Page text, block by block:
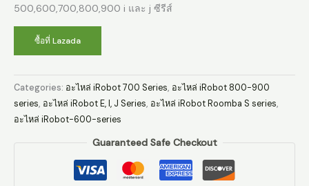
500,600,700,800,900 i และ j ซีรีส์
ซื้อที่ Lazada
Categories: อะไหล่ iRobot 700 Series, อะไหล่ iRobot 800-900
series, อะไหล่ iRobot E, I, J Series, อะไหล่ iRobot Roomba S series,
อะไหล่ iRobot-600-series
Guaranteed Safe Checkout